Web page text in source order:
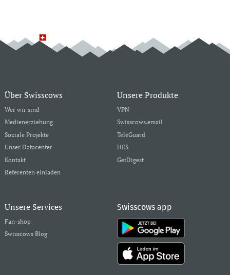
Über Swisscows
Wer wir sind
Medienerziehung
Soziale Projekte
Unser Datacenter
Kontakt
Referenten einladen
Unsere Produkte
VPN
Swisscows.email
TeleGuard
HES
GetDigest
Unsere Services
Fan-shop
Swisscows Blog
Swisscows app